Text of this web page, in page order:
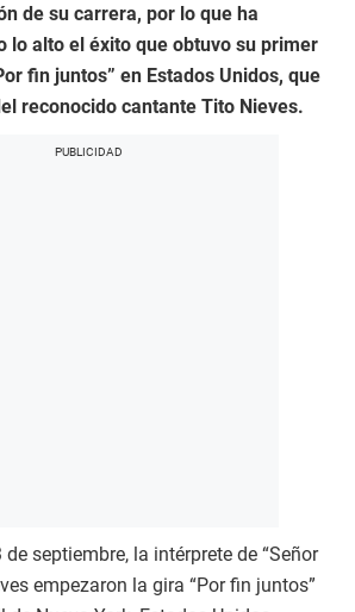
de su carrera, por lo que ha
lo alto el éxito que obtuvo su primer
fin juntos” en Estados Unidos, que
reconocido cantante Tito Nieves.
septiembre, la intérprete de “Señor
empezaron la gira “Por fin juntos”